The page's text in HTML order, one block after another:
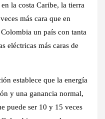
la costa Caribe, la tierra
más cara que en
un país con tanta
eléctricas más caras de
establece que la energía
y una ganancia normal,
puede ser 10 y 15 veces